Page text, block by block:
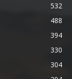
532
488
394
330
304